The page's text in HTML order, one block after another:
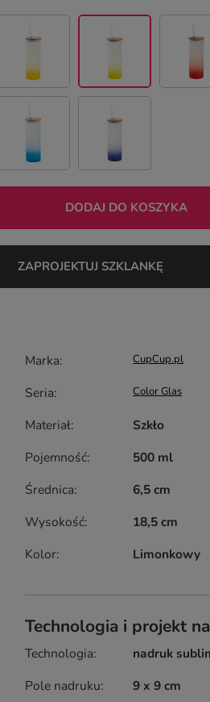
DODAJ DO KOSZYKA
ZAPROJEKTUJ SZKLANKĘ
Marka CupCup.pl
Seria Color Glas
Materiał
Szkło
Pojemność
500 ml
Średnica
6,5 cm
Wysokość
18,5 cm
Kolor
Limonkowy
Technologia i projekt
Technologia
nadruk
Pole nadruku
9 x 9 cm